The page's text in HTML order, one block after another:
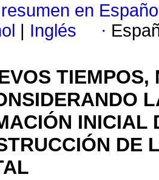
resumen en
Inglés ·
TIEMPOS,
INICIAL
DE